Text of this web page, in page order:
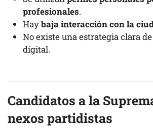
profesionales.
Haybaja interacción con la
No existe una estrategia clara
digital.
Candidatos a la
nexos partidistas